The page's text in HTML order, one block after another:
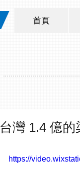
首頁
台灣 1.4 億
https://